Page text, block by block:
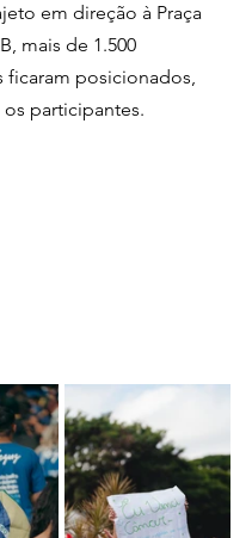
em direção à Praça
mais de 1.500
ficaram posicionados,
participantes.